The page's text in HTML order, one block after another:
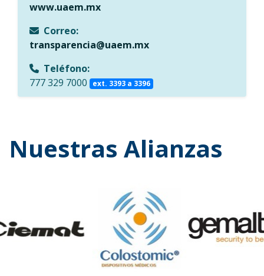
www.uaem.mx
Correo:
transparencia@uaem.mx
Teléfono:
777 329 7000
ext. 3393 a 3396
Nuestras Alianzas